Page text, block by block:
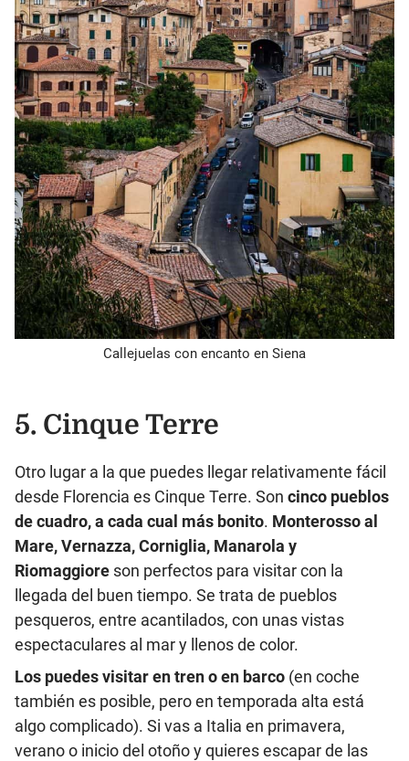
Callejuelas con encanto en Siena
5. Cinque Terre
Otro lugar a la que puedes llegar relativamente fácil
desde Florencia es Cinque Terre. Son cinco pueblos
de cuadro, a cada cual más bonito. Monterosso al
Mare, Vernazza, Corniglia, Manarola y
Riomaggiore son perfectos para visitar con la
llegada del buen tiempo. Se trata de pueblos
pesqueros, entre acantilados, con unas vistas
espectaculares al mar y llenos de color.
Los puedes visitar en tren o en barco (en coche
también es posible, pero en temporada alta está
algo complicado). Si vas a Italia en primavera,
verano o inicio del otoño y quieres escapar de las